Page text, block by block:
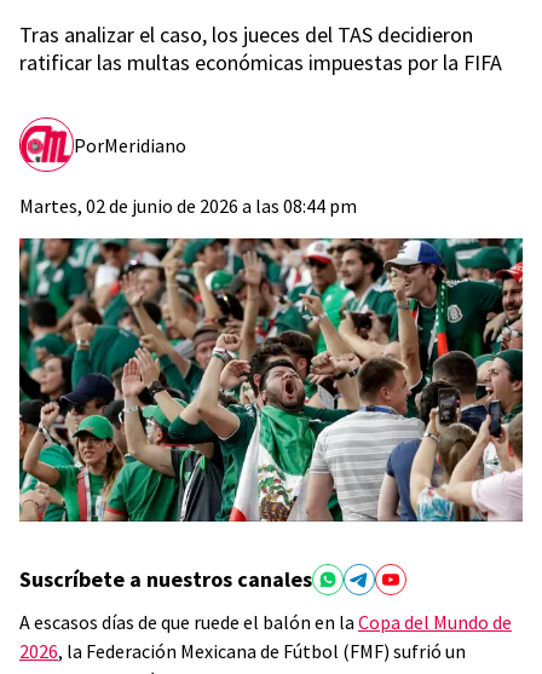
Tras analizar el caso, los jueces del TAS decidieron
ratificar las multas económicas impuestas por la FIFA
PorMeridiano
Martes, 02 de junio de 2026 a las 08:44 pm
Suscríbete a nuestros canales
A escasos días de que ruede el balón en la Copa del Mundo de
2026, la Federación Mexicana de Fútbol (FMF) sufrió un